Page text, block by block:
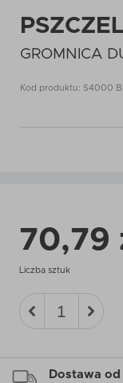
GROMNICA
Kod produktu: S4000
70,79
Liczba sztuk
Dostawa od